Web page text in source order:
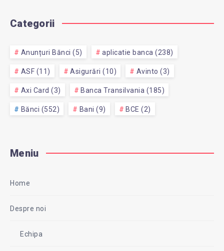
Categorii
Anunțuri Bănci (5) aplicatie banca (238)
ASF (11) Asigurări (10) Avinto (3)
Axi Card (3) Banca Transilvania (185)
Bănci (552) Bani (9) BCE (2)
Meniu
Home
Despre noi
Echipa